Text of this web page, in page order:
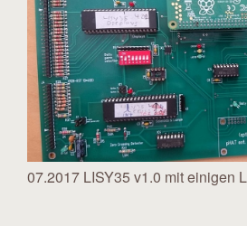
07.2017 LISY35 v1.0 mit einigen